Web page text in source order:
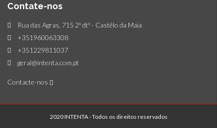
Contate-nos
Rua das Agras, 715 2º dtº - Castêlo da Maia
+351960063308
+351229811037
geral@intenta.com.pt
Contacte-nos
2020 INTENTA - Todos os direitos reservados